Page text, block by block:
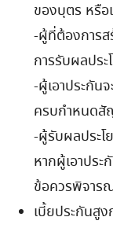
ของบุตร หรือ
-ผู้ที่ต้องการส
การรับผลประ
-ผู้เอาประกัน
ครบกำหนด
-ผู้รับผลประโ
หากผู้เอาปร
ข้อควรพิจาร
เบี้ยประกันสู